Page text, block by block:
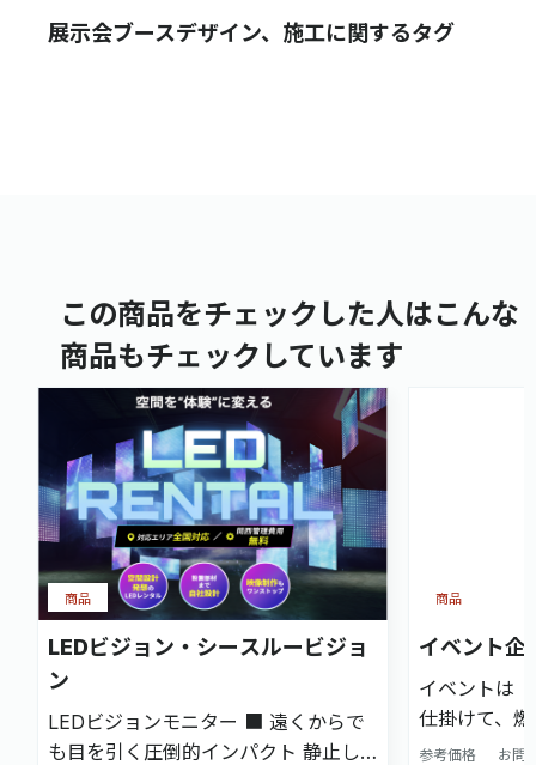
展示会ブースデザイン、施工に関するタグ
この商品をチェックした人はこんな
商品もチェックしています
LEDビジョン・シースルービジョ
ン
LEDビジョンモニター ■ 遠くからで
も目を引く圧倒的インパクト 静止し
商品
イベント企
イベントは
仕掛けて、燃やす。 デ
ームだから
参考価格 お問
商品